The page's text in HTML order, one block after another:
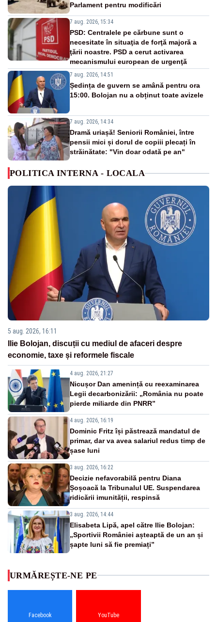
Parlament pentru modificări
7 aug. 2026, 15:34
PSD: Centralele pe cărbune sunt o
necesitate în situaţia de forţă majoră a
ţării noastre. PSD a cerut activarea
mecanismului european de urgenţă
7 aug. 2026, 14:51
Ședința de guvern se amână pentru ora
15:00. Bolojan nu a obținut toate avizele
7 aug. 2026, 14:34
Dramă uriașă! Seniorii României, între
pensii mici și dorul de copiii plecați în
străinătate: "Vin doar odată pe an"
POLITICA INTERNA - LOCALA
5 aug. 2026, 16:11
Ilie Bolojan, discuții cu mediul de afaceri despre
economie, taxe și reformele fiscale
4 aug. 2026, 21:27
Nicușor Dan amenință cu reexaminarea
Legii decarbonizării: „România nu poate
pierde miliarde din PNRR”
4 aug. 2026, 16:19
Dominic Fritz își păstrează mandatul de
primar, dar va avea salariul redus timp de
șase luni
3 aug. 2026, 16:22
Decizie nefavorabilă pentru Diana
Șoșoacă la Tribunalul UE. Suspendarea
ridicării imunității, respinsă
3 aug. 2026, 14:44
Elisabeta Lipă, apel către Ilie Bolojan:
„Sportivii României așteaptă de un an și
șapte luni să fie premiați”
URMĂREȘTE-NE PE
Facebook YouTube